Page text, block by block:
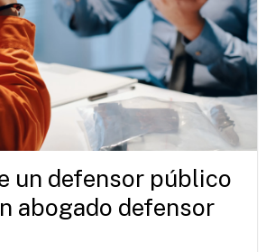
un defensor público
abogado defensor